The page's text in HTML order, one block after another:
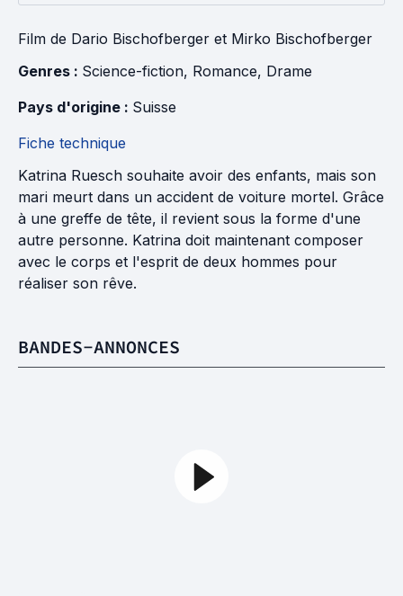
Film de Dario Bischofberger et Mirko Bischofberger
Genres : Science-fiction, Romance, Drame
Pays d'origine : Suisse
Fiche technique
Katrina Ruesch souhaite avoir des enfants, mais son
mari meurt dans un accident de voiture mortel. Grâce
à une greffe de tête, il revient sous la forme d'une
autre personne. Katrina doit maintenant composer
avec le corps et l'esprit de deux hommes pour
réaliser son rêve.
BANDES-ANNONCES